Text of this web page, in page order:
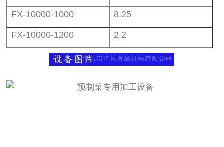
FX-10000-1000 8.25
FX-10000-1200 2.2